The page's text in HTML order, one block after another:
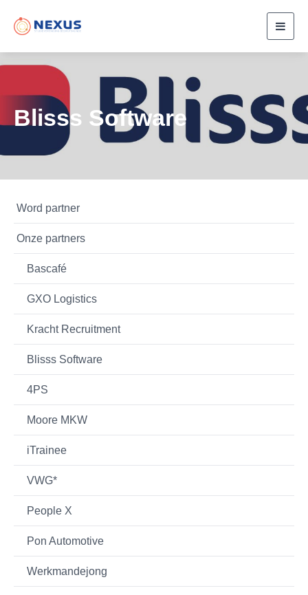
Blisss Software
Word partner
Onze partners
Bascafé
GXO Logistics
Kracht Recruitment
Blisss Software
4PS
Moore MKW
iTrainee
VWG*
People X
Pon Automotive
Werkmandejong